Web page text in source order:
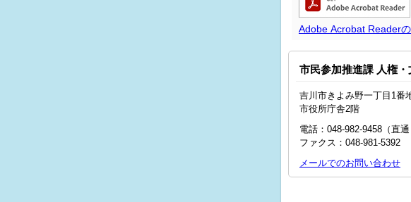
Adobe Acrobat Reader
市民参加推進課 人権
吉川市きよみ野一丁目1番
市役所庁舎2階
電話：048-982-9458（直通
ファクス：048‐981‐5392
メールでのお問い合わせ